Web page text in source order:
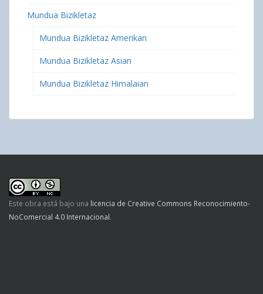
Mundua Bizikletaz
Mundua Bizikletaz Amerikan
Mundua Bizikletaz Asian
Mundua Bizikletaz Himalaian
Este obra está bajo una licencia de Creative Commons Reconocimiento-
NoComercial 4.0 Internacional.